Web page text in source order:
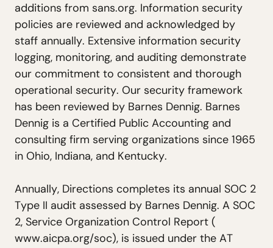
additions from sans.org. Information security
policies are reviewed and acknowledged by
staff annually. Extensive information security
logging, monitoring, and auditing demonstrate
our commitment to consistent and thorough
operational security. Our security framework
has been reviewed by Barnes Dennig. Barnes
Dennig is a Certified Public Accounting and
consulting firm serving organizations since 1965
in Ohio, Indiana, and Kentucky.
Annually, Directions completes its annual SOC 2
Type II audit assessed by Barnes Dennig. A SOC
2, Service Organization Control Report (
www.aicpa.org/soc), is issued under the AT